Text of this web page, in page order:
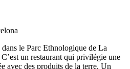
le Parc Ethnologique de La
un restaurant qui privilégie une
avec des produits de la terre. Un